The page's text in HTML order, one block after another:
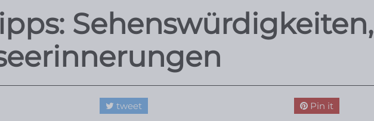
Sehenswürdigkeiten,
tweet Pin it